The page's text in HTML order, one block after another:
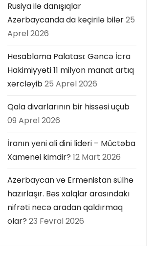
Rusiya ilə danışıqlar
Azərbaycanda da keçirilə bilər25
Aprel 2026
Hesablama Palatası: Gəncə İcra
Hakimiyyəti 11 milyon manat artıq
xərcləyib25 Aprel 2026
Qala divarlarının bir hissəsi uçub
09 Aprel 2026
İranın yeni ali dini lideri – Müctəba
Xamenei kimdir? 12 Mart 2026
Azərbaycan və Ermənistan sülhə
hazırlaşır. Bəs xalqlar arasındakı
nifrəti necə aradan qaldırmaq
olar? 23 Fevral 2026